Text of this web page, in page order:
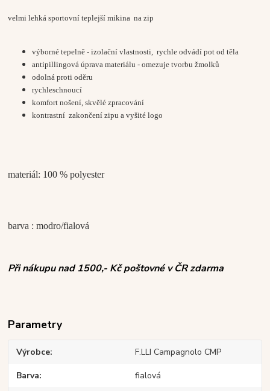
velmi lehká sportovní teplejší mikina na zip
výborné tepelně - izolační vlastnosti, rychle odvádí pot od těla
antipillingová úprava materiálu - omezuje tvorbu žmolků
odolná proti oděru
rychleschnoucí
komfort nošení, skvělé zpracování
kontrastní zakončení zipu a vyšité logo
materiál: 100 % polyester
barva : modro/fialová
Při nákupu nad 1500,- Kč poštovné v ČR zdarma
Parametry
Výrobce F.LLI Campagnolo CMP
Barva fialová